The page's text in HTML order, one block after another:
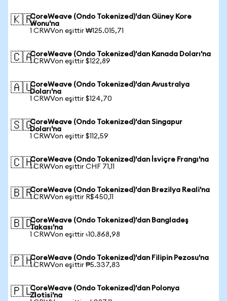
🇰🇷CoreWeave (Ondo Tokenized)'dan Güney Kore
Wonu'na
1 CRWVon eşittir ₩125.015,71
🇨🇦CoreWeave (Ondo Tokenized)'dan Kanada Doları'na
1 CRWVon eşittir $122,89
🇦🇺CoreWeave (Ondo Tokenized)'dan Avustralya
Doları'na
1 CRWVon eşittir $124,70
🇸🇬CoreWeave (Ondo Tokenized)'dan Singapur
Doları'na
1 CRWVon eşittir $112,59
🇨🇭CoreWeave (Ondo Tokenized)'dan İsviçre Frangı'na
1 CRWVon eşittir CHF 71,11
🇧🇷CoreWeave (Ondo Tokenized)'dan Brezilya Reali'na
1 CRWVon eşittir R$450,11
🇧🇩CoreWeave (Ondo Tokenized)'dan Bangladeş
Takası'na
1 CRWVon eşittir ৳10.868,98
🇵🇭CoreWeave (Ondo Tokenized)'dan Filipin Pezosu'na
1 CRWVon eşittir ₱5.337,83
🇵🇱CoreWeave (Ondo Tokenized)'dan Polonya
Zlotisi'na